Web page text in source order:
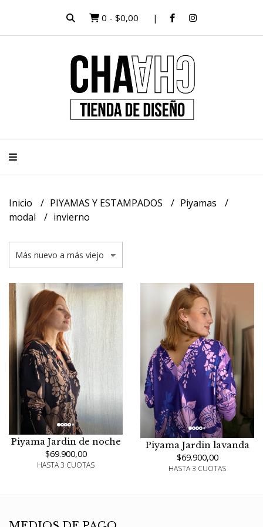
0 - $0,00
Inicio PIYAMAS Y ESTAMPADOS
Piyamas
modal
invierno
Piyama Jardin de noche
$69.900,00
HASTA 3 CUOTAS
Piyama Jardin lavanda
$69.900,00
HASTA 3 CUOTAS